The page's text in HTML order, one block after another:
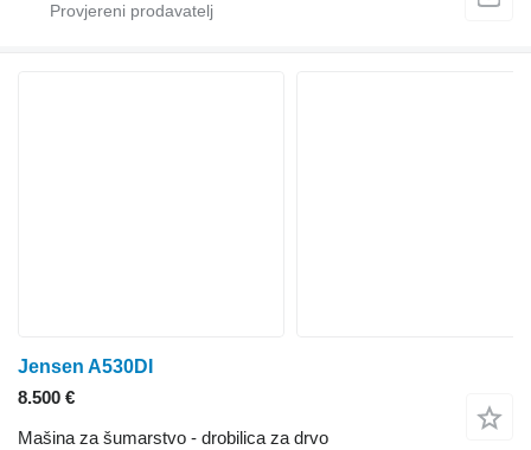
Jensen A530DI
8.500 €
Mašina za šumarstvo - drobilica za drvo